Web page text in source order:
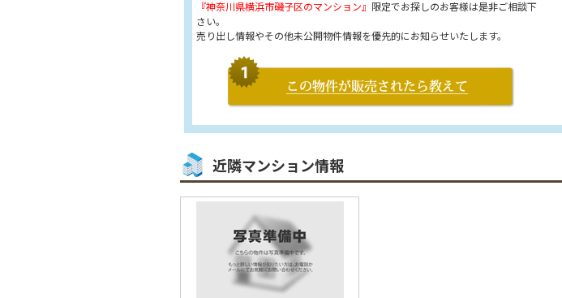
『神奈川県横浜市磯子区のマンション』 限定でお探しのお客様は是非ご相談下
さい。
売り出し情報やその他未公開物件情報を優先的にお知らせいたします。
近隣マンション情報